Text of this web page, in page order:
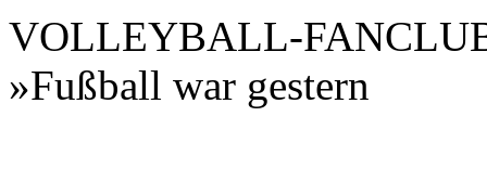
VOLLEYBALL-
»Fußball war gestern